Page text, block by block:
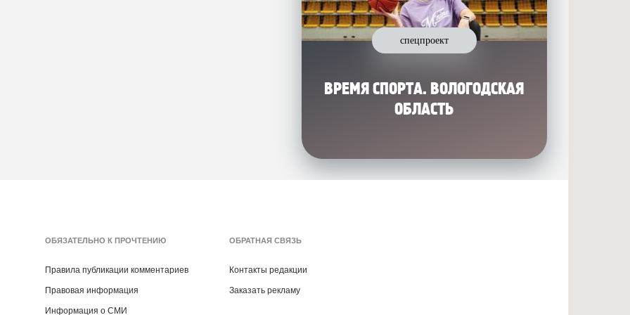
спецпроект
ВРЕМЯ СПОРТА. ВОЛОГОДСКАЯ
ОБЛАСТЬ
ОБЯЗАТЕЛЬНО К ПРОЧТЕНИЮ
Правила публикации комментариев
Правовая информация
Информация о СМИ
ОБРАТНАЯ СВЯЗЬ
Контакты редакции
Заказать рекламу